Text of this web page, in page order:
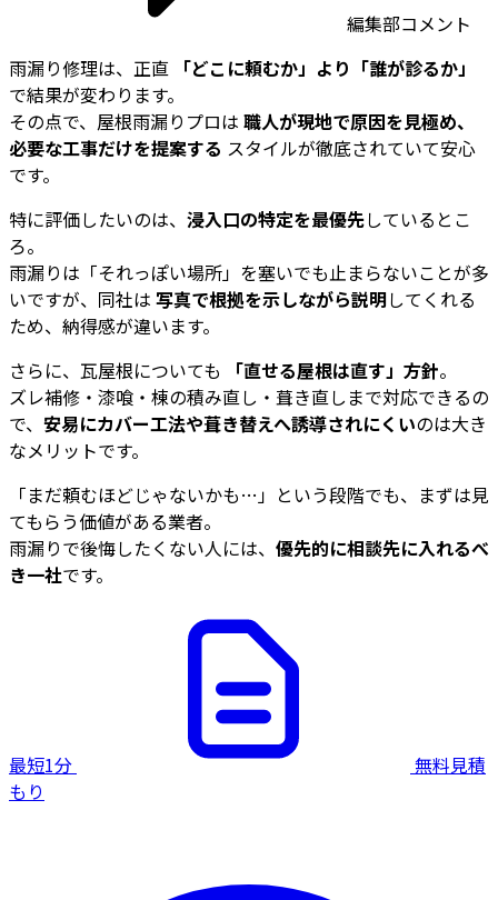
編集部コメント
雨漏り修理は、正直 「どこに頼むか」より「誰が診るか」
で結果が変わります。
その点で、屋根雨漏りプロは 職人が現地で原因を見極め、
必要な工事だけを提案する スタイルが徹底されていて安心
です。
特に評価したいのは、 浸入口の特定を最優先しているとこ
ろ。
雨漏りは「それっぽい場所」を塞いでも止まらないことが多
いですが、同社は 写真で根拠を示しながら説明してくれる
ため、納得感が違います。
さらに、瓦屋根についても
「直せる屋根は直す」方針。
ズレ補修・漆喰・棟の積み直し・葺き直しまで対応できるの
で、 安易にカバー工法や葺き替えへ誘導されにくいのは大き
なメリットです。
「まだ頼むほどじゃないかも…」という段階でも、まずは見
てもらう価値がある業者。
雨漏りで後悔したくない人には、 優先的に相談先に入れるべ
き一社です。
最短1分
無料見積
もり